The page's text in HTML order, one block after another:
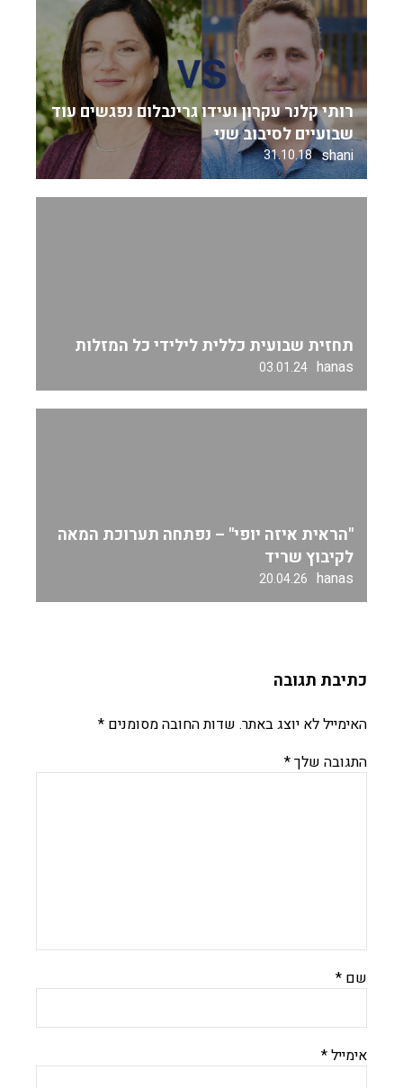
רותי קלנר עקרון ועידו גרינבלום נפגשים עוד
שבועיים לסיבוב שני
shani
31.10.18
תחזית שבועית כללית לילידי כל המזלות
hanas
03.01.24
"הראית איזה יופי" – נפתחה תערוכת המאה
לקיבוץ שריד
hanas
20.04.26
כתיבת תגובה
האימייל לא יוצג באתר. שדות החובה מסומנים *
התגובה שלך*
שם *
אימייל*